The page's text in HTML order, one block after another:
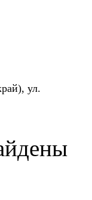
ул.